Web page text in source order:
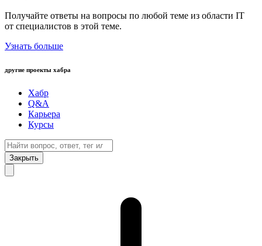
Получайте ответы на вопросы по любой теме из области IT
от специалистов в этой теме.
Узнать больше
другие проекты хабра
Хабр
Q&A
Карьера
Курсы
Закрыть